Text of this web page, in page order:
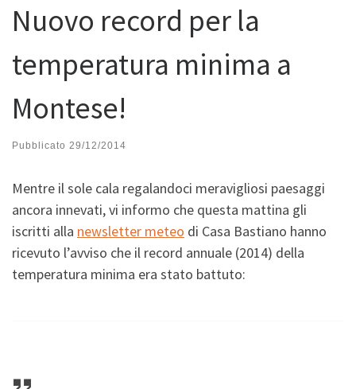
Nuovo record per la
temperatura minima a
Montese!
Pubblicato 29/12/2014
Mentre il sole cala regalandoci meravigliosi paesaggi
ancora innevati, vi informo che questa mattina gli
iscritti alla newsletter meteo di Casa Bastiano hanno
ricevuto l’avviso che il record annuale (2014) della
temperatura minima era stato battuto: